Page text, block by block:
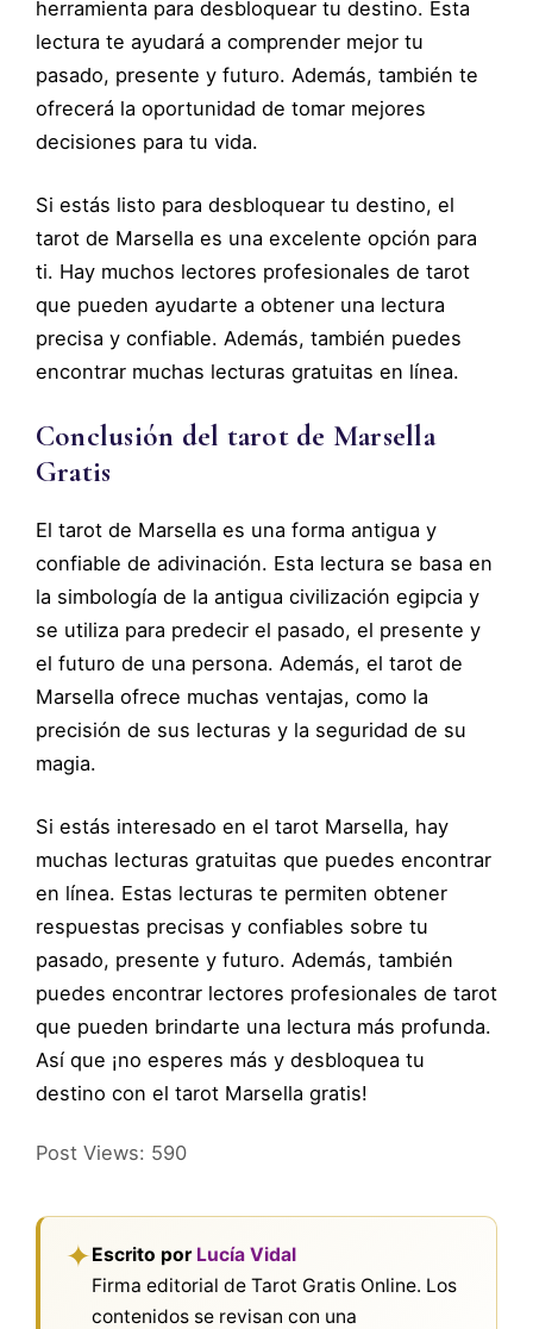
herramienta para desbloquear tu destino. Esta
lectura te ayudará a comprender mejor tu
pasado, presente y futuro. Además, también te
ofrecerá la oportunidad de tomar mejores
decisiones para tu vida.
Si estás listo para desbloquear tu destino, el
tarot de Marsella es una excelente opción para
ti. Hay muchos lectores profesionales de tarot
que pueden ayudarte a obtener una lectura
precisa y confiable. Además, también puedes
encontrar muchas lecturas gratuitas en línea.
Conclusión del tarot de Marsella
Gratis
El tarot de Marsella es una forma antigua y
confiable de adivinación. Esta lectura se basa en
la simbología de la antigua civilización egipcia y
se utiliza para predecir el pasado, el presente y
el futuro de una persona. Además, el tarot de
Marsella ofrece muchas ventajas, como la
precisión de sus lecturas y la seguridad de su
magia.
Si estás interesado en el tarot Marsella, hay
muchas lecturas gratuitas que puedes encontrar
en línea. Estas lecturas te permiten obtener
respuestas precisas y confiables sobre tu
pasado, presente y futuro. Además, también
puedes encontrar lectores profesionales de tarot
que pueden brindarte una lectura más profunda.
Así que ¡no esperes más y desbloquea tu
destino con el tarot Marsella gratis!
Post Views: 590
✦Escrito por Lucía Vidal
Firma editorial de Tarot Gratis Online. Los
contenidos se revisan con una